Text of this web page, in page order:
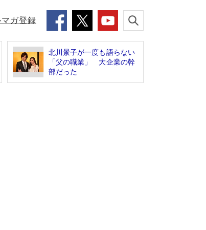
マガ登録
北川景子が一度も語らない
「父の職業」 大企業の幹
部だった